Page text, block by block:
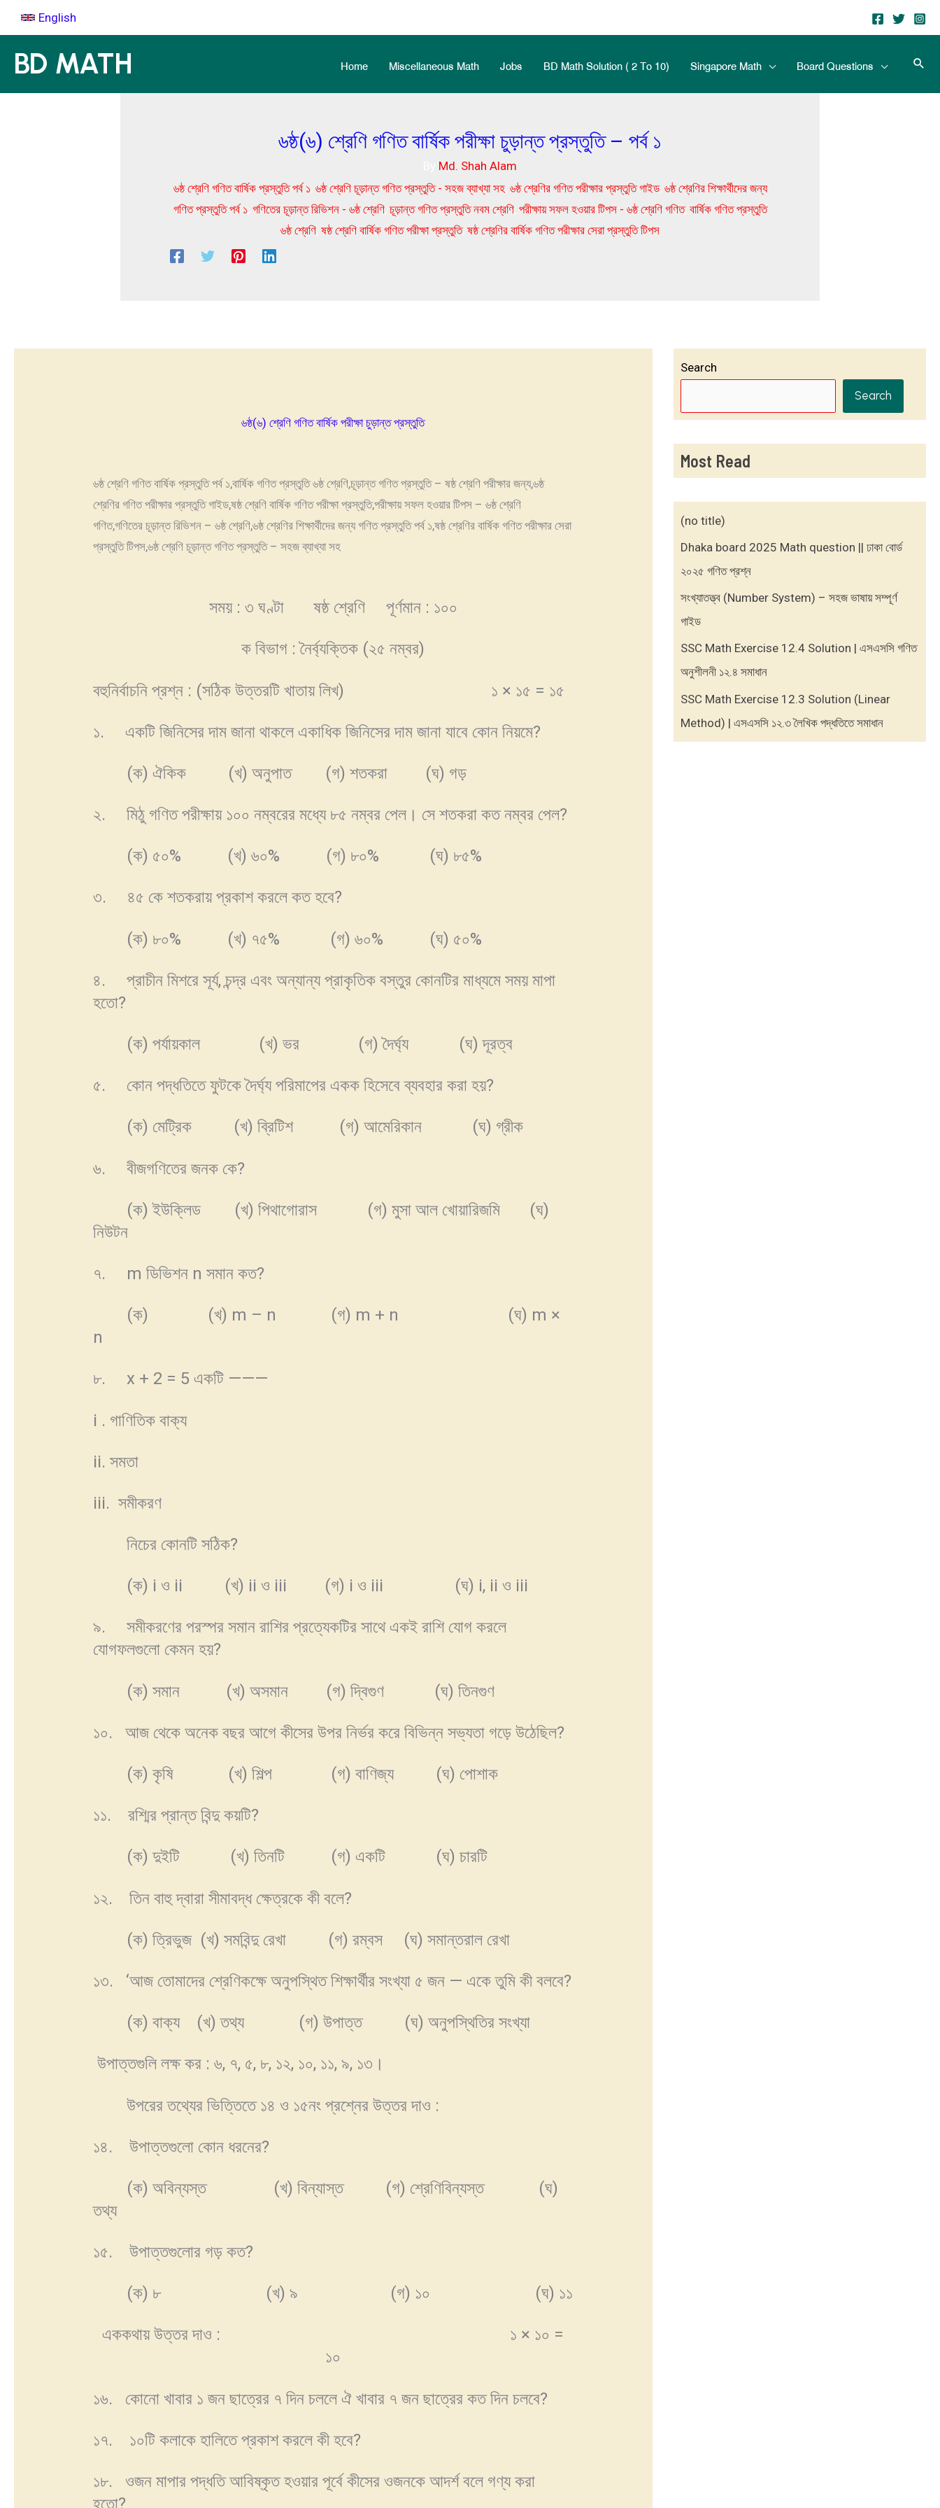
content
English
BD MATH Home Miscellaneous Math Jobs BD Math Solution ( 2 To 10) Singapore Math Board Questions
৬ষ্ঠ(৬) শ্রেণি গণিত বার্ষিক পরীক্ষা চুড়ান্ত প্রস্তুতি – পর্ব ১
Md. Shah Alam
৬ষ্ঠ শ্রেণি গণিত বার্ষিক প্রস্তুতি পর্ব ১, ৬ষ্ঠ শ্রেণি চূড়ান্ত গণিত প্রস্তুতি - সহজ ব্যাখ্যা সহ, ৬ষ্ঠ শ্রেণির গণিত পরীক্ষার প্রস্তুতি গাইড, ৬ষ্ঠ শ্রেণির শিক্ষার্থীদের জন্য
গণিত প্রস্তুতি পর্ব ১, গণিতের চূড়ান্ত রিভিশন - ৬ষ্ঠ শ্রেণি, চূড়ান্ত গণিত প্রস্তুতি নবম শ্রেণি, পরীক্ষায় সফল হওয়ার টিপস - ৬ষ্ঠ শ্রেণি গণিত, বার্ষিক গণিত প্রস্তুতি
৬ষ্ঠ শ্রেণি ষষ্ঠ শ্রেণি বার্ষিক গণিত পরীক্ষা প্রস্তুতি, ষষ্ঠ শ্রেণির বার্ষিক গণিত পরীক্ষার সেরা প্রস্তুতি টিপস
৬ষ্ঠ(৬) শ্রেণি গণিত বার্ষিক পরীক্ষা চুড়ান্ত প্রস্তুতি
৬ষ্ঠ শ্রেণি গণিত বার্ষিক প্রস্তুতি পর্ব ১,বার্ষিক গণিত প্রস্তুতি ৬ষ্ঠ শ্রেণি,চূড়ান্ত গণিত প্রস্তুতি – ষষ্ঠ শ্রেণি পরীক্ষার জন্য,৬ষ্ঠ
শ্রেণির গণিত পরীক্ষার প্রস্তুতি গাইড,ষষ্ঠ শ্রেণি বার্ষিক গণিত পরীক্ষা প্রস্তুতি,পরীক্ষায় সফল হওয়ার টিপস – ৬ষ্ঠ শ্রেণি
গণিত,গণিতের চূড়ান্ত রিভিশন – ৬ষ্ঠ শ্রেণি,৬ষ্ঠ শ্রেণির শিক্ষার্থীদের জন্য গণিত প্রস্তুতি পর্ব ১,ষষ্ঠ শ্রেণির বার্ষিক গণিত পরীক্ষার সেরা
প্রস্তুতি টিপস,৬ষ্ঠ শ্রেণি চূড়ান্ত গণিত প্রস্তুতি – সহজ ব্যাখ্যা সহ
সময় : ৩ ঘণ্টা ষষ্ঠ শ্রেণি পূর্ণমান : ১০০
ক বিভাগ : নৈর্ব্যক্তিক (২৫ নম্বর)
বহুনির্বাচনি প্রশ্ন : (সঠিক উত্তরটি খাতায় লিখ) ১ × ১৫ = ১৫
১. একটি জিনিসের দাম জানা থাকলে একাধিক জিনিসের দাম জানা যাবে কোন নিয়মে?
(ক) ঐকিক (খ) অনুপাত (গ) শতকরা (ঘ) গড়
২. মিঠু গণিত পরীক্ষায় ১০০ নম্বরের মধ্যে ৮৫ নম্বর পেল। সে শতকরা কত নম্বর পেল?
(ক) ৫০% (খ) ৬০% (গ) ৮০% (ঘ) ৮৫%
৩. ৪৫ কে শতকরায় প্রকাশ করলে কত হবে?
(ক) ৮০% (খ) ৭৫% (গ) ৬০% (ঘ) ৫০%
৪. প্রাচীন মিশরে সূর্য, চন্দ্র এবং অন্যান্য প্রাকৃতিক বস্তুর কোনটির মাধ্যমে সময় মাপা
হতো?
(ক) পর্যায়কাল (খ) ভর (গ) দৈর্ঘ্য (ঘ) দূরত্ব
৫. কোন পদ্ধতিতে ফুটকে দৈর্ঘ্য পরিমাপের একক হিসেবে ব্যবহার করা হয়?
(ক) মেট্রিক (খ) ব্রিটিশ (গ) আমেরিকান (ঘ) গ্রীক
৬. বীজগণিতের জনক কে?
(ক) ইউক্লিড (খ) পিথাগোরাস (গ) মুসা আল খোয়ারিজমি (ঘ)
নিউটন
৭. m ডিভিশন n সমান কত?
(ক) (খ) m – n (গ) m + n (ঘ) m ×
n
৮. x + 2 = 5 একটি ———
i . গাণিতিক বাক্য
ii. সমতা
iii. সমীকরণ
নিচের কোনটি সঠিক?
(ক) i ও ii (খ) ii ও iii (গ) i ও iii (ঘ) i, ii ও iii
৯. সমীকরণের পরস্পর সমান রাশির প্রত্যেকটির সাথে একই রাশি যোগ করলে
যোগফলগুলো কেমন হয়?
(ক) সমান (খ) অসমান (গ) দ্বিগুণ (ঘ) তিনগুণ
১০. আজ থেকে অনেক বছর আগে কীসের উপর নির্ভর করে বিভিন্ন সভ্যতা গড়ে উঠেছিল?
(ক) কৃষি (খ) শিল্প (গ) বাণিজ্য (ঘ) পোশাক
১১. রশ্মির প্রান্ত বিন্দু কয়টি?
(ক) দুইটি (খ) তিনটি (গ) একটি (ঘ) চারটি
১২. তিন বাহু দ্বারা সীমাবদ্ধ ক্ষেত্রকে কী বলে?
(ক) ত্রিভুজ (খ) সমবিন্দু রেখা (গ) রম্বস (ঘ) সমান্তরাল রেখা
১৩. ‘আজ তোমাদের শ্রেণিকক্ষে অনুপস্থিত শিক্ষার্থীর সংখ্যা ৫ জন — একে তুমি কী বলবে?
(ক) বাক্য (খ) তথ্য (গ) উপাত্ত (ঘ) অনুপস্থিতির সংখ্যা
উপাত্তগুলি লক্ষ কর : ৬, ৭, ৫, ৮, ১২, ১০, ১১, ৯, ১৩।
উপরের তথ্যের ভিত্তিতে ১৪ ও ১৫নং প্রশ্নের উত্তর দাও :
১৪. উপাত্তগুলো কোন ধরনের?
(ক) অবিন্যস্ত (খ) বিন্যাস্ত (গ) শ্রেণিবিন্যস্ত (ঘ)
তথ্য
১৫. উপাত্তগুলোর গড় কত?
(ক) ৮ (খ) ৯ (গ) ১০ (ঘ) ১১
এককথায় উত্তর দাও : ১ × ১০ =
১০
১৬. কোনো খাবার ১ জন ছাত্রের ৭ দিন চললে ঐ খাবার ৭ জন ছাত্রের কত দিন চলবে?
১৭. ১০টি কলাকে হালিতে প্রকাশ করলে কী হবে?
১৮. ওজন মাপার পদ্ধতি আবিষ্কৃত হওয়ার পূর্বে কীসের ওজনকে আদর্শ বলে গণ্য করা
হতো?
Search
Search
Most Read
(no title)
Dhaka board 2025 Math question || ঢাকা বোর্ড
২০২৫ গণিত প্রশ্ন
সংখ্যাতত্ত্ব (Number System) – সহজ ভাষায় সম্পূর্ণ
গাইড
SSC Math Exercise 12.4 Solution | এসএসসি গণিত
অনুশীলনী ১২.৪ সমাধান
SSC Math Exercise 12.3 Solution (Linear
Method) | এসএসসি ১২.৩ লৈখিক পদ্ধতিতে সমাধান